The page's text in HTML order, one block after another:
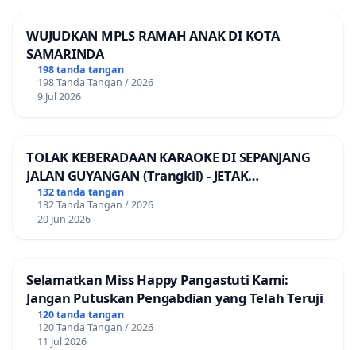
WUJUDKAN MPLS RAMAH ANAK DI KOTA
SAMARINDA
198 tanda tangan
198 Tanda Tangan / 2026
9 Jul 2026
TOLAK KEBERADAAN KARAOKE DI SEPANJANG
JALAN GUYANGAN (Trangkil) - JETAK
(Wedarijaksa) Kab. PATI
132 tanda tangan
132 Tanda Tangan / 2026
20 Jun 2026
Selamatkan Miss Happy Pangastuti Kami:
Jangan Putuskan Pengabdian yang Telah Teruji
120 tanda tangan
120 Tanda Tangan / 2026
11 Jul 2026